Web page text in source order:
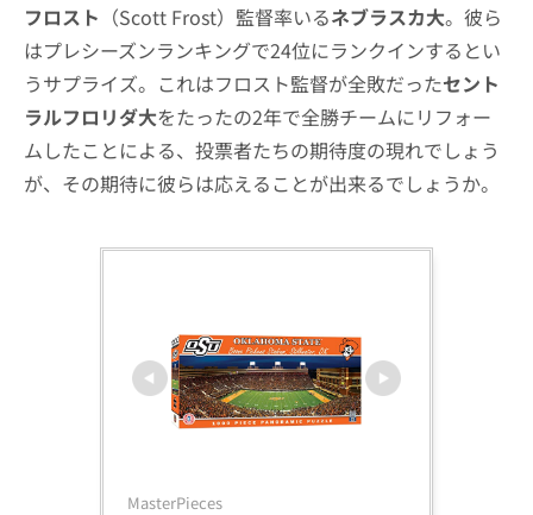
フロスト （Scott Frost）監督率いるネブラスカ大。彼ら
はプレシーズンランキングで24位にランクインするとい
うサプライズ。これはフロスト監督が全敗だったセント
ラルフロリダ大をたったの2年で全勝チームにリフォー
ムしたことによる、投票者たちの期待度の現れでしょう
が、その期待に彼らは応えることが出来るでしょうか。
MasterPieces